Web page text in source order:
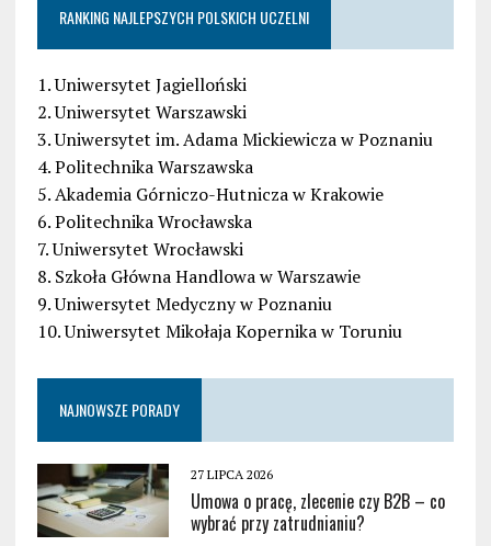
RANKING NAJLEPSZYCH POLSKICH UCZELNI
1. Uniwersytet Jagielloński
2. Uniwersytet Warszawski
3. Uniwersytet im. Adama Mickiewicza w Poznaniu
4. Politechnika Warszawska
5. Akademia Górniczo-Hutnicza w Krakowie
6. Politechnika Wrocławska
7. Uniwersytet Wrocławski
8. Szkoła Główna Handlowa w Warszawie
9. Uniwersytet Medyczny w Poznaniu
10. Uniwersytet Mikołaja Kopernika w Toruniu
NAJNOWSZE PORADY
27 LIPCA 2026
Umowa o pracę, zlecenie czy B2B – co
wybrać przy zatrudnianiu?